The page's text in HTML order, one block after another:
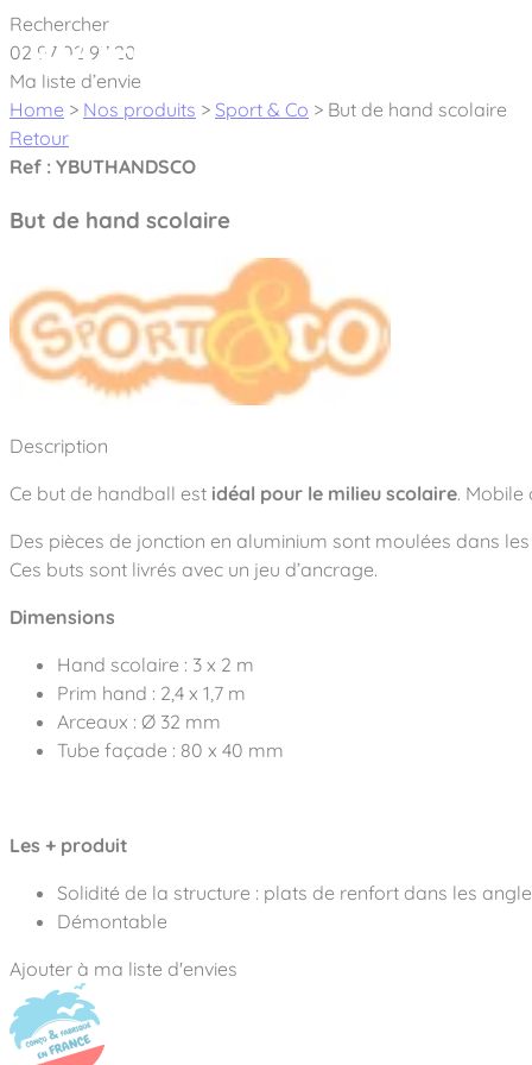
Cookies management panel
Créateur et fabricant d’aires de jeux &
Nos dernières actualités
À propos
Nos engagements
Notre partenariat avec l’association Rêves de clown
Notre concept
Notre entreprise
Notre équipe
Nous rejoindre
Aires de jeux Bikini & Bermuda®
Tous nos jeux
Jeux inclusifs
Jeux recyclés
Nos univers
Sport & Fitness Sport&Co®
Parcours de santé
Street workout
Surfpark
Équipements sportifs
Mobilier urbain
Accessoires ludiques
Nos clients
Établissements scolaires
Architectes, Paysagistes-concepteurs
Camping et résidences de vacances
Des aires intergénérationnelles de
Des aires de jeux pour tous les enfants
L’éco-conception de nos jeux
Nos matériaux
Nos sols amortissants
Réalisations
Contact
Catalogues
Rechercher
02 97 02 97 20
Ma liste d’envie
Home > Nos produits > Sport & Co > But de hand scolaire
Retour
Ref : YBUTHANDSCO
But de hand scolaire
Description
Ce but de handball est idéal pour le milieu scolaire. Mobile
Des pièces de jonction en aluminium sont moulées dans
Ces buts sont livrés avec un jeu d’ancrage.
Dimensions
Hand scolaire : 3 x 2 m
Prim hand : 2,4 x 1,7 m
Arceaux : Ø 32 mm
Tube façade : 80 x 40 mm
Les + produit
Solidité de la structure : plats de renfort dans les
Démontable
Ajouter à ma liste d'envies